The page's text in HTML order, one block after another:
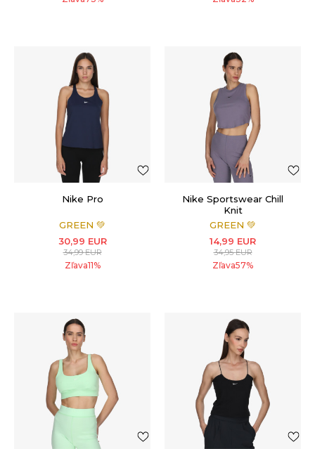
Nike Pro
GREEN 💚
30,99 EUR
34,99EUR
Zľava11%
Nike Sportswear Chill
Knit
GREEN 💚
14,99 EUR
34,95EUR
Zľava57%